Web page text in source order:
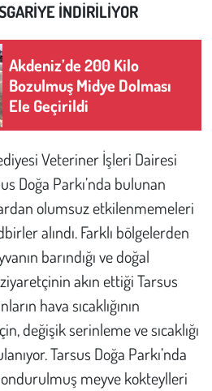
İNDİRİLİYOR
Akdeniz’de 200 Kilo
Bozulmuş Midye Dolması
Ele Geçirildi
Veteriner İşleri Dairesi
Doğa Parkı’nda bulunan
olumsuz etkilenmemeleri
alındı. Farklı bölgelerden
barındığı ve doğal
akın ettiği Tarsus
hava sıcaklığının
değişik serinleme ve sıcaklığı
Tarsus Doğa Parkı’nda
meyve kokteylleri